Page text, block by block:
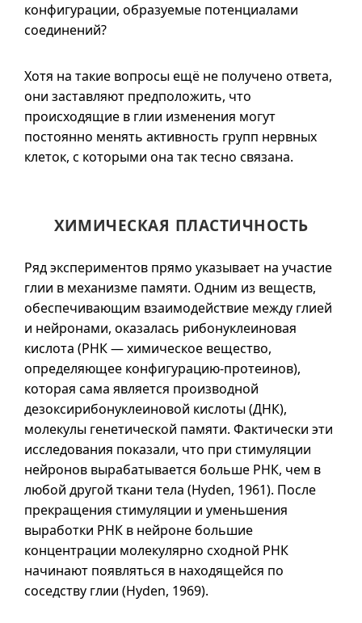
конфигурации, образуемые потенциалами
соединений?
Хотя на такие вопросы ещё не получено ответа,
они заставляют предположить, что
происходящие в глии изменения могут
постоянно менять активность групп нервных
клеток, с которыми она так тесно связана.
ХИМИЧЕСКАЯ ПЛАСТИЧНОСТЬ
Ряд экспериментов прямо указывает на участие
глии в механизме памяти. Одним из веществ,
обеспечивающим взаимодействие между глией
и нейронами, оказалась рибонуклеиновая
кислота (РНК — химическое вещество,
определяющее конфигурацию-протеинов),
которая сама является производной
дезоксирибонуклеиновой кислоты (ДНК),
молекулы генетической памяти. Фактически эти
исследования показали, что при стимуляции
нейронов вырабатывается больше РНК, чем в
любой другой ткани тела (Hyden, 1961). После
прекращения стимуляции и уменьшения
выработки РНК в нейроне большие
концентрации молекулярно сходной РНК
начинают появляться в находящейся по
соседству глии (Hyden, 1969).